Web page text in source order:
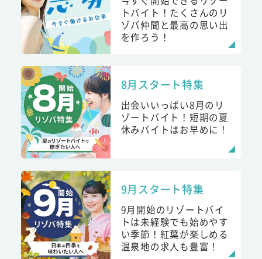
トバイト！たくさんのリ
ゾバ仲間と最高の思い出
を作ろう！
8月スタート特集
出会いいっぱい8月のリ
ゾートバイト！短期の夏
休みバイトはお早めに！
9月スタート特集
9月開始のリゾートバイ
トは未経験でも始めやす
い季節！紅葉が楽しめる
温泉地の求人も豊富！